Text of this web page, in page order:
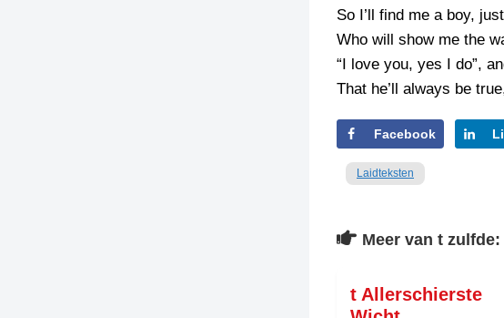
So I’ll find me a boy,
Who will show me the
“I love you, yes I do”,
That he’ll always be
Facebook
Laidteksten
Meer van t zulfde:
t Allerschierste